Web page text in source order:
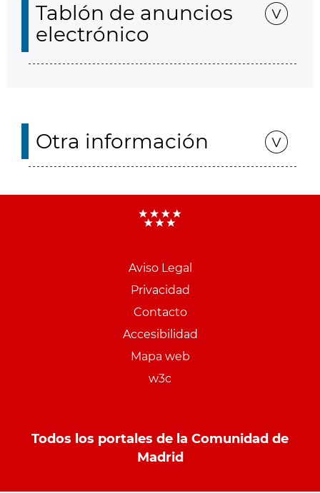
Tablón de anuncios
electrónico
Otra información
Aviso Legal
Privacidad
Contacto
Accesibilidad
Mapa web
w3c
Todos los portales de la Comunidad de
Madrid